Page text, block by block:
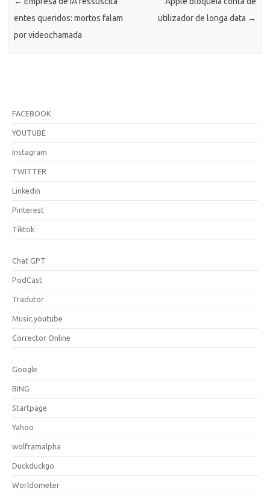
entes queridos: mortos falam
por videochamada
utilizador de longa data →
FACEBOOK
YOUTUBE
Instagram
TWITTER
Linkedin
Pinterest
Tiktok
Chat GPT
PodCast
Tradutor
Music.youtube
Corrector Online
Google
BING
Startpage
Yahoo
wolframalpha
Duckduckgo
Worldometer